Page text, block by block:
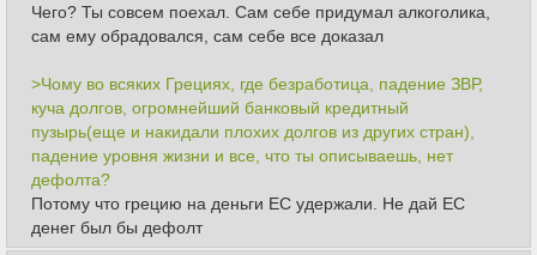
Чего? Ты совсем поехал. Сам себе придумал алкоголика,
сам ему обрадовался, сам себе все доказал
>Чому во всяких Грециях, где безработица, падение ЗВР,
куча долгов, огромнейший банковый кредитный
пузырь(еще и накидали плохих долгов из других стран),
падение уровня жизни и все, что ты описываешь, нет
дефолта?
Потому что грецию на деньги ЕС удержали. Не дай ЕС
денег был бы дефолт